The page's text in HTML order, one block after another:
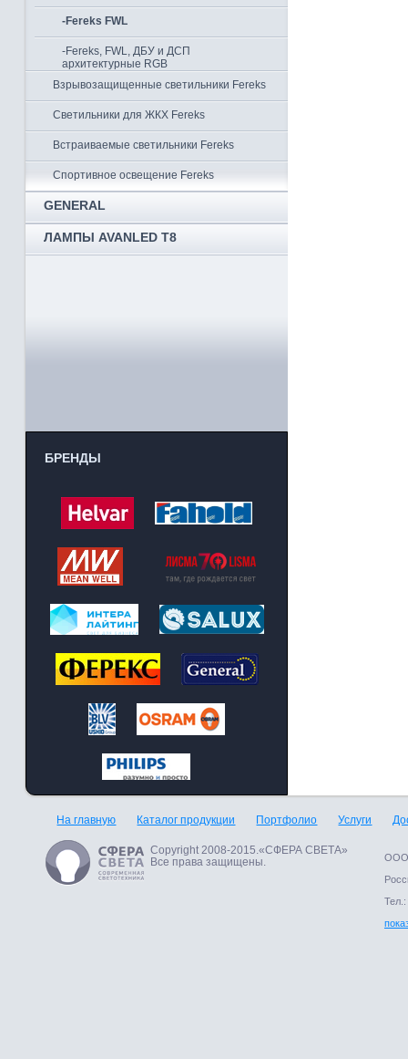
-Fereks FWL
-Fereks, FWL, ДБУ и ДСП
архитектурные RGB
Взрывозащищенные светильники Fereks
Светильники для ЖКХ Fereks
Встраиваемые светильники Fereks
Спортивное освещение Fereks
GENERAL
ЛАМПЫ AVANLED T8
БРЕНДЫ
На главную Каталог продукции Портфолио Услуги
Copyright 2008-2015.«СФЕРА СВЕТА»
Все права защищены.
ООО